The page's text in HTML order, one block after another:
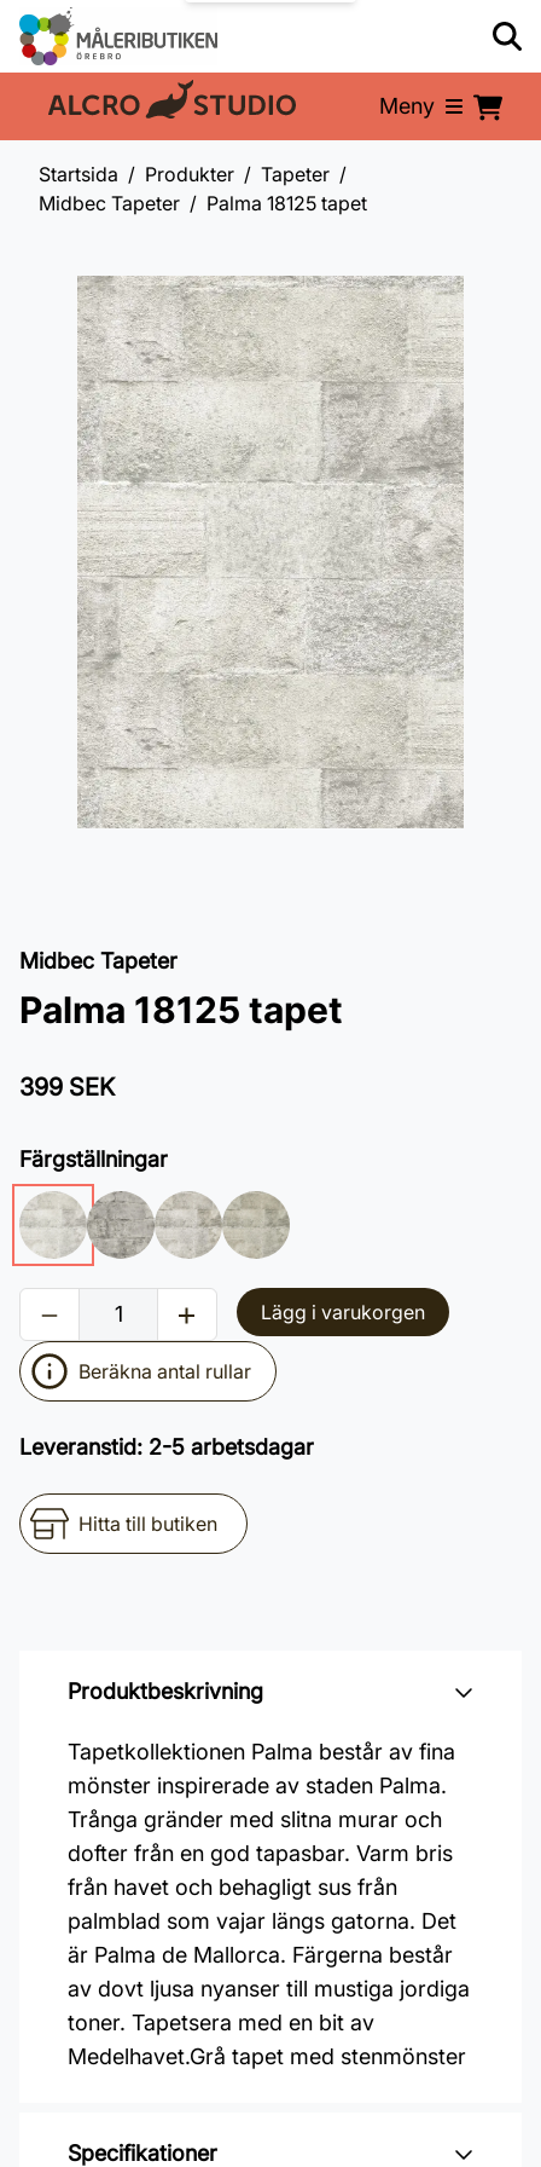
En del av: Meny
Startsida Produkter
Tapeter
Midbec Tapeter
Palma 18125 tapet
Midbec Tapeter
Palma 18125 tapet
399 SEK
Färgställningar
Lägg i varukorgen
Beräkna antal rullar
Leveranstid: 2-5 arbetsdagar
Hitta till butiken
Produktbeskrivning
Tapetkollektionen Palma består av fina
mönster inspirerade av staden Palma.
Trånga gränder med slitna murar och
dofter från en god tapasbar. Varm bris
från havet och behagligt sus från
palmblad som vajar längs gatorna. Det
är Palma de Mallorca. Färgerna består
av dovt ljusa nyanser till mustiga jordiga
toner. Tapetsera med en bit av
Medelhavet.Grå tapet med stenmönster
Specifikationer